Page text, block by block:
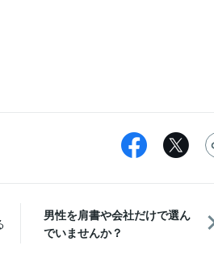
男性を肩書や会社だけで選ん
でいませんか？